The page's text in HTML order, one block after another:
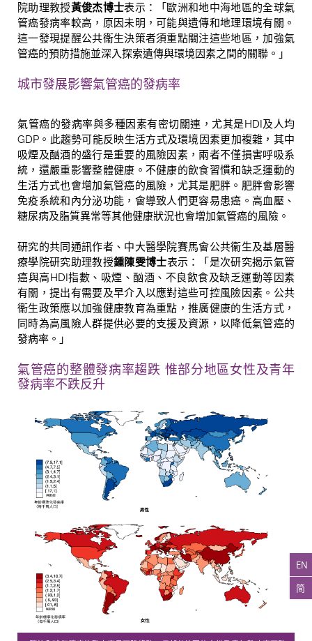
EN
简
院助理教授黃俊杰博士表示：「歐洲和地中海地區的全球氣
管癌發病率較高，原因未明，可能與遺傳和地理環境有關。
這一發現提醒公共衞生決策者須重點關注這些地區，加強氣
管癌的預防措施並深入探索遺傳與環境因素之間的關聯。」
城市發展影響氣管癌的發病率
氣管癌的發病率與多種因素有密切關連，尤其是HDI及人均
GDP。此趨勢可能反映生活方式及環境因素更加複雜，其中
吸煙及酗酒的盛行是重要的風險因素，兩者不僅損害呼吸系
統，還嚴重影響整體健康。不健康的飲食習慣和缺乏運動的
生活方式也會增加氣管癌的風險，尤其是肥胖。肥胖會影響
免疫系統和內分泌功能，會導致人們更容易患癌。高血壓、
糖尿病及脂質異常等其他健康狀況也會增加氣管癌的風險。
研究的共同通訊作者、中大醫學院賽馬會公共衞生及基層醫
療學院研究助理教授鍾陳雯博士表示：「是次研究揭示氣管
癌與高HDI指數、吸煙、酗酒、不良飲食及缺乏運動等因素
有關，提出有需要及早介入以應對這些可控風險因素。公共
衞生政策應以加強健康教育為重點，推廣健康的生活方式，
同時為高風險人群提供必要的支援及資源，以降低氣管癌的
發病率。」
氣管癌的整體發病率趨跌 惟部分地區女性及青年
發病率不跌反升